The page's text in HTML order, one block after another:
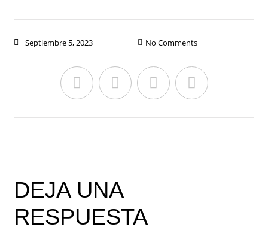
Septiembre 5, 2023 No Comments
DEJA UNA
RESPUESTA